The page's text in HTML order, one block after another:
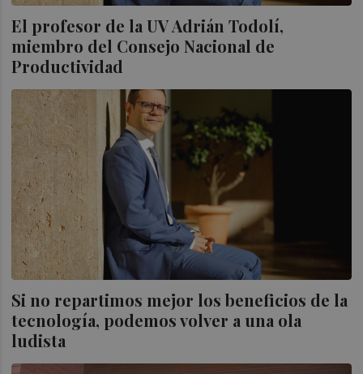
El profesor de la UV Adrián Todolí,
miembro del Consejo Nacional de
Productividad
Si no repartimos mejor los beneficios de la
tecnología, podemos volver a una ola
ludista